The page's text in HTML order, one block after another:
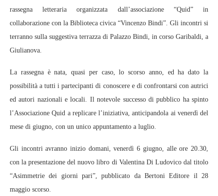
rassegna letteraria organizzata dall’associazione “Quid” in
collaborazione con la Biblioteca civica “Vincenzo Bindi”. Gli incontri si
terranno sulla suggestiva terrazza di Palazzo Bindi, in corso Garibaldi, a
Giulianova.
La rassegna è nata, quasi per caso, lo scorso anno, ed ha dato la
possibilità a tutti i partecipanti di conoscere e di confrontarsi con autrici
ed autori nazionali e locali. Il notevole successo di pubblico ha spinto
l’Associazione Quid a replicare l’iniziativa, anticipandola ai venerdì del
mese di giugno, con un unico appuntamento a luglio.
Gli incontri avranno inizio domani, venerdì 6 giugno, alle ore 20.30,
con la presentazione del nuovo libro di Valentina Di Ludovico dal titolo
“Asimmetrie dei giorni pari”, pubblicato da Bertoni Editore il 28
maggio scorso.